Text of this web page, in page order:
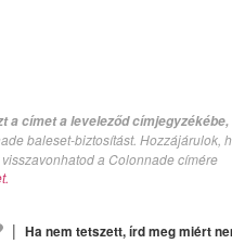
a címet a leveleződ címjegyzékébe,
baleset-biztosítást. Hozzájárulok,
a Colonnade címére
| Ha nem tetszett, írd meg miért